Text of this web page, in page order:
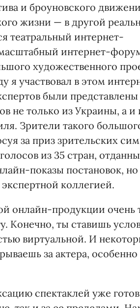
и броуновского
жизни — в другой
театральный интернет-
интернет-
художественного
я участвовал в этом
были
не только из Украины, а и
Зрители такого
за приз зрительских
из 35 стран,
показы постановок, но
коллегией.
онлайн-продукции очень
Конечно, ты ставишь
виртуальной. И
за актера, особенно
спектаклей уже